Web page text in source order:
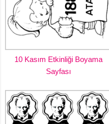
10 Kasım Etkinliği Boyama
Sayfası